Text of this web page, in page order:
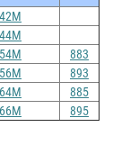
883
893
885
895